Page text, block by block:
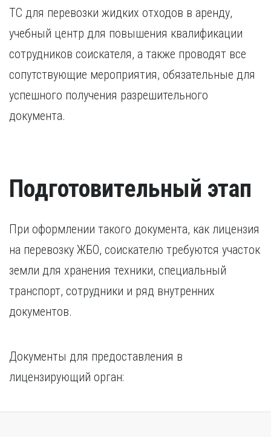
ТС для перевозки жидких отходов в аренду,
учебный центр для повышения квалификации
сотрудников соискателя, а также проводят все
сопутствующие мероприятия, обязательные для
успешного получения разрешительного
документа.
Подготовительный этап
При оформлении такого документа, как лицензия
на перевозку ЖБО, соискателю требуются участок
земли для хранения техники, специальный
транспорт, сотрудники и ряд внутренних
документов.
Документы для предоставления в
лицензирующий орган: